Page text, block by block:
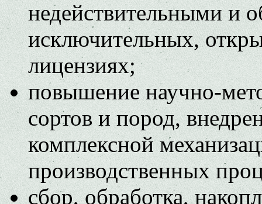
недействительными и
исключительных,
лицензиях;
повышение научно-
сортов и пород,
комплексной
производственных
сбор, обработка,